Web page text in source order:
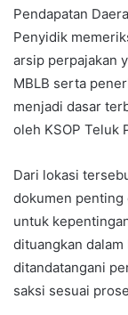
Pendapatan
Penyidik
arsip perpajakan
MBLB serta
menjadi dasar
oleh KSOP Teluk
Dari lokasi
dokumen penting
untuk
dituangkan dalam
ditandatangani
saksi sesuai